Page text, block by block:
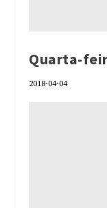
Quarta-
2018-04-04